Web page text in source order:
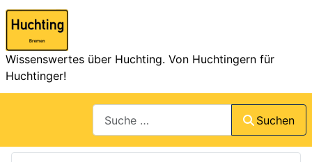
Wissenswertes über Huchting. Von Huchtingern für
Huchtinger!
Suchen